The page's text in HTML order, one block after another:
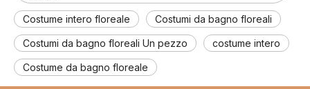
Costume intero floreale Costumi da bagno floreali
Costumi da bagno floreali Un pezzo costume intero
Costume da bagno floreale